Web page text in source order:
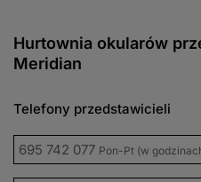
Hurtownia okularów
Meridian
Telefony przedstawicieli
695 742 077 Pon-Pt (w